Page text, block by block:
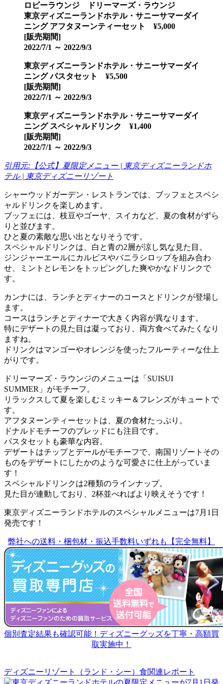
ロビーラウンジ ドリーマーズ・ラウンジ
東京ディズニーランドホテル・サニーサマーダイ
ニング アフタヌーンティーセット ¥5,000
[販売期間]
2022/7/1 ～ 2022/9/3
東京ディズニーランドホテル・サニーサマーダイ
ニング パスタセット ¥5,500
[販売期間]
2022/7/1 ～ 2022/9/3
東京ディズニーランドホテル・サニーサマーダイ
ニング スペシャルドリンク ¥1,400
[販売期間]
2022/7/1 ～ 2022/9/3
引用元:【公式】夏限定メニュー | 東京ディズニーランドホ
テル | 東京ディズニーリゾート
シャーウッドガーデン・レストランでは、ブッフェとスペシ
ャルドリンクを楽しめます。
ブッフェには、枝豆やゴーヤ、スイカなど、夏の食材がずら
りと並びます。
ひと夏の素敵な思い出となりそうです。
スペシャルドリンクは、白と青の2層が涼し気な見た目。
ジンジャーエールにカルピスやバニラシロップを組み合わ
せ、ミントとレモンをトッピングした爽やかなドリンクで
す。
カンナには、ランチとディナーのコースとドリンクが登場し
ます。
コースはランチとディナーで大きく内容が異なります。
特にデザートの見た目は凝っており、両方食べてみたくなり
ますね。
ドリンクはマンゴーやオレンジを使ったフルーティーな仕上
がりです。
ドリーマーズ・ラウンジのメニューは「SUISUI
SUMMER」がモチーフ。
リラックスして夏を楽しむミッキー＆フレンズがキュートで
す。
アフタヌーンティーセットは、夏の食材たっぷり。
ドナルドモチーフのブレッドにも注目です。
パスタセットも豪華な内容。
デザートはチップとデールがモチーフで、南国リゾートその
ものをデザートにしたかのような可愛さに仕上がっていま
す！
スペシャルドリンクは2種類のラインナップ。
見た目が連動しており、2杯並べればより映えそうです！
東京ディズニーランドホテルのスペシャルメニューは7月1日
発売です！
弊社への送料・梱包材・振込手数料いずれも【完全無料】
個別査定結果も確認可能！ディズニーグッズを丁寧・高額買
取実施中！
ディズニーリゾート（ランド・シー）食関連レポート